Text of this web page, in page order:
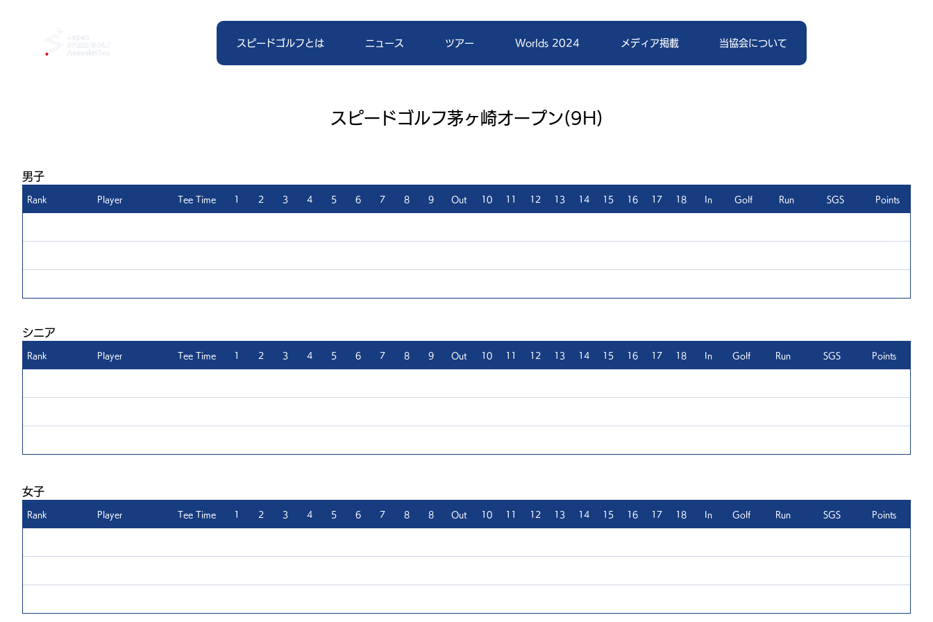
スピードゴルフとは ニュース ツアー Worlds 2024 メディア掲載 当協会について
スピードゴルフ茅ヶ崎オープン(9H)
男子
Rank Player Tee Time 1 2 3 4 5 6 7 8 9 Out 10 11 12 13 14 15 16 17 18 In Golf Run SGS Points
​シニア
Rank Player Tee Time 1 2 3 4 5 6 7 8 9 Out 10 11 12 13 14 15 16 17 18 In Golf Run SGS Points
​女子
Rank Player Tee Time 1 2 3 4 5 6 7 8 8 Out 10 11 12 13 14 15 16 17 18 In Golf Run SGS Points